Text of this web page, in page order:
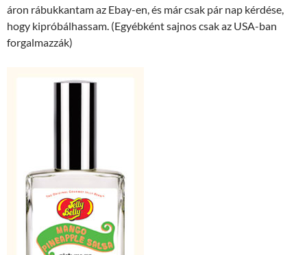
áron rábukkantam az Ebay-en, és már csak pár nap kérdése,
hogy kipróbálhassam. (Egyébként sajnos csak az USA-ban
forgalmazzák)